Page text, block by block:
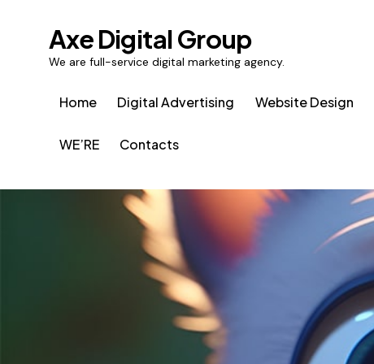
Axe Digital Group
We are full-service digital marketing agency.
Home Digital Advertising Website Design
WE’RE Contacts